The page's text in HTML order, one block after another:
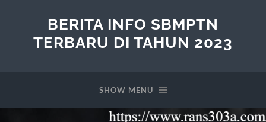
BERITA INFO SBMPTN
TERBARU DI TAHUN 2023
SHOW MENU